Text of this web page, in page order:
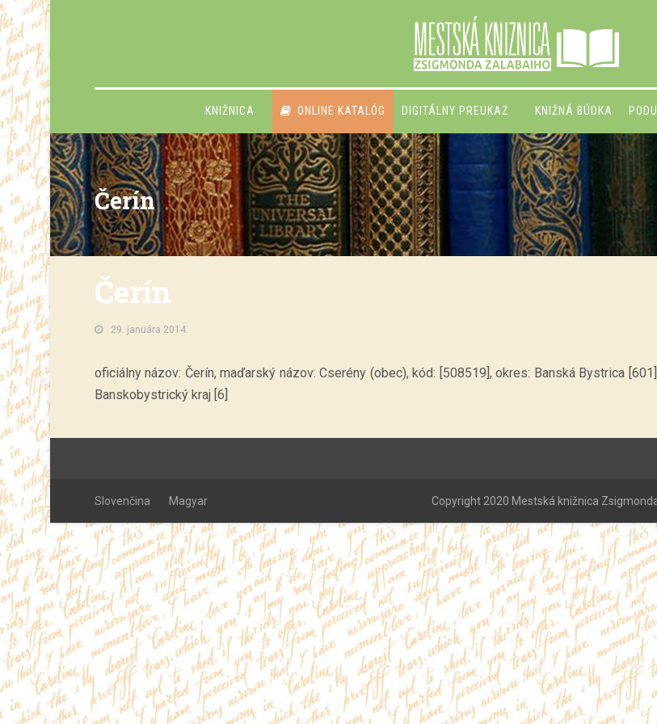
KNIŽNICA ONLINE KATALÓG DIGITÁLNY PREUKAZ KNIŽNÁ BÚDKA
Čerín
Čerín
29. januára 2014.
oficiálny názov: Čerín, maďarský názov: Cserény (obec), kód: [508519], okres: Banská Bystrica
Banskobystrický kraj [6]
Slovenčina Magyar Copyright 2020 Mestská knižnica